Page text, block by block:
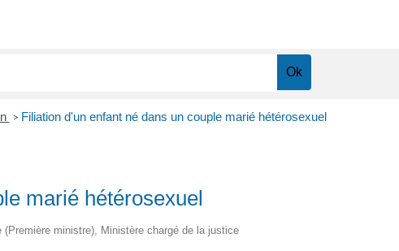
> Filiation d'un enfant né dans un couple marié hétérosexuel
marié hétérosexuel
ministre), Ministère chargé de la justice